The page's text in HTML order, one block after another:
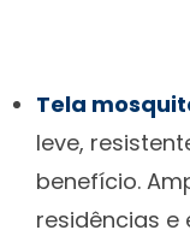
Tela
leve,
benefício.
residências e